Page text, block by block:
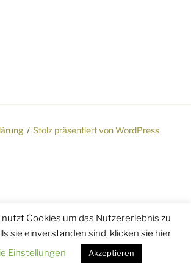
Stolz präsentiert von WordPress
Cookies um das Nutzererlebnis zu
sie einverstanden sind, klicken sie hier
Einstellungen
Akzeptieren